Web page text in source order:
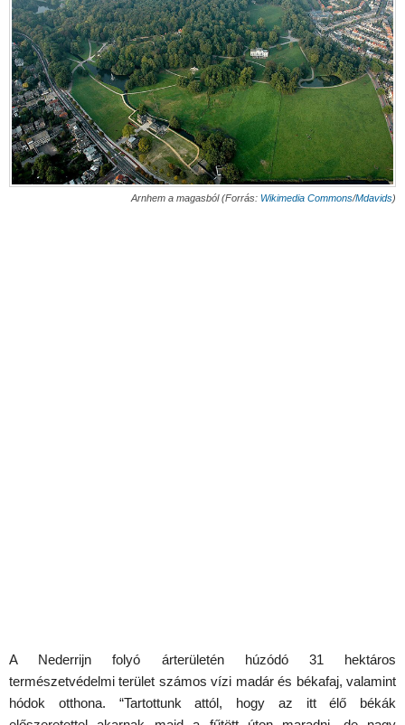
Arnhem a magasból (Forrás: Wikimedia Commons/Mdavids)
A Nederrijn folyó árterületén húzódó 31 hektáros
természetvédelmi terület számos vízi madár és békafaj, valamint
hódok otthona. “Tartottunk attól, hogy az itt élő békák